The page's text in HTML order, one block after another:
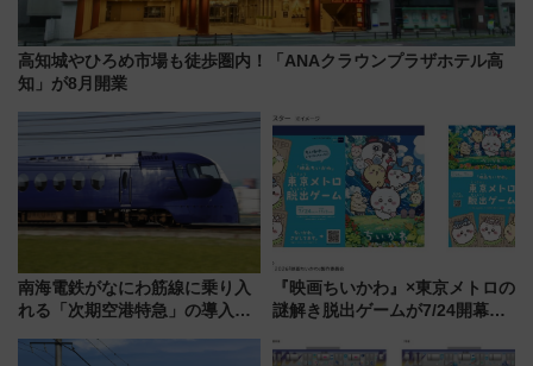
高知城やひろめ市場も徒歩圏内！「ANAクラウンプラザホテル高
知」が8月開業
南海電鉄がなにわ筋線に乗り入
れる「次期空港特急」の導入を
日本初の鉄道デザイン
『映画ちいかわ』×東京メトロの
謎解き脱出ゲームが7/24開幕！
遊び方を解説！（7/10発売開